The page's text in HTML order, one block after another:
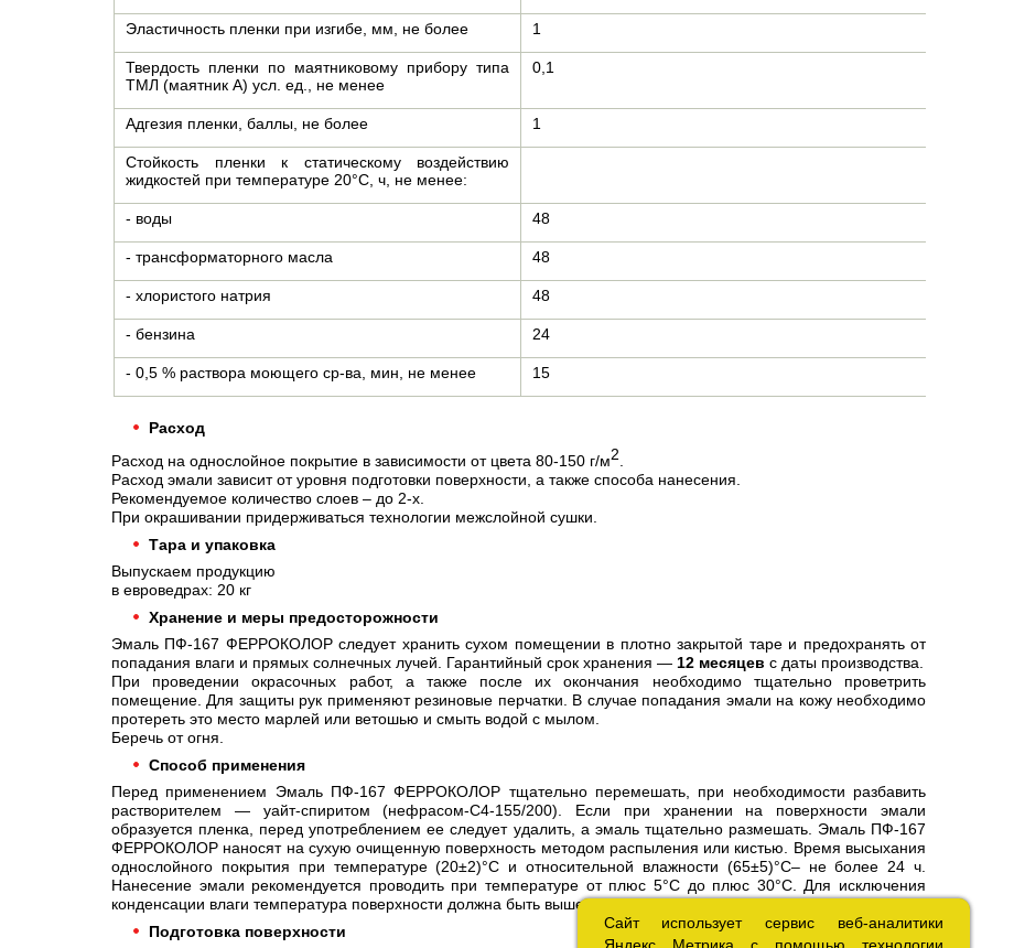
Эластичность пленки при изгибе, мм, не более 1
Твердость пленки по маятниковому прибору типа
ТМЛ (маятник А) усл. ед., не менее
0,1
Адгезия пленки, баллы, не более 1
Стойкость пленки к статическому воздействию
жидкостей при температуре 20°С, ч, не менее:
- воды 48
- трансформаторного масла 48
- хлористого натрия 48
- бензина 24
- 0,5 % раствора моющего ср-ва, мин, не менее 15
Расход
Расход на однослойное покрытие в зависимости от цвета 80-150 г/м2
Расход эмали зависит от уровня подготовки поверхности, а также способа нанесения.
Рекомендуемое количество слоев – до 2-х.
При окрашивании придерживаться технологии межслойной сушки.
Тара и упаковка
Выпускаем продукцию
в евроведрах: 20 кг
Хранение и меры предосторожности
Эмаль ПФ-167 ФЕРРОКОЛОР следует хранить сухом помещении в плотно закрытой таре и предохранять от
попадания влаги и прямых солнечных лучей. Гарантийный срок хранения — 12 месяцев с даты производства.
При проведении окрасочных работ, а также после их окончания необходимо тщательно проветрить
помещение. Для защиты рук применяют резиновые перчатки. В случае попадания эмали на кожу необходимо
протереть это место марлей или ветошью и смыть водой с мылом.
Беречь от огня.
Способ применения
Перед применением Эмаль ПФ-167 ФЕРРОКОЛОР тщательно перемешать, при необходимости разбавить
растворителем — уайт-спиритом (нефрасом-С4-155/200). Если при хранении на поверхности эмали
образуется пленка, перед употреблением ее следует удалить, а эмаль тщательно размешать. Эмаль ПФ-167
ФЕРРОКОЛОР наносят на сухую очищенную поверхность методом распыления или кистью. Время высыхания
однослойного покрытия при температуре (20±2)°С и относительной влажности (65±5)°С– не более 24 ч.
Нанесение эмали рекомендуется проводить при температуре от плюс 5°С до плюс 30°С. Для исключения
конденсации влаги температура поверхности должна быть выше точки росы не менее чем на 3°С.
Подготовка поверхности
Сайт использует сервис веб-аналитики
Сайт использует сервис веб-аналитики